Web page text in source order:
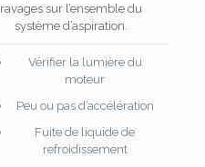
ravages sur l’ensemble du
système d’aspiration.
Vérifier la lumière du
moteur
Peu ou pas d’accélération
Fuite de liquide de
refroidissement